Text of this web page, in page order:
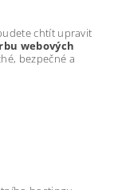
chtít upravit
webových
bezpečné a